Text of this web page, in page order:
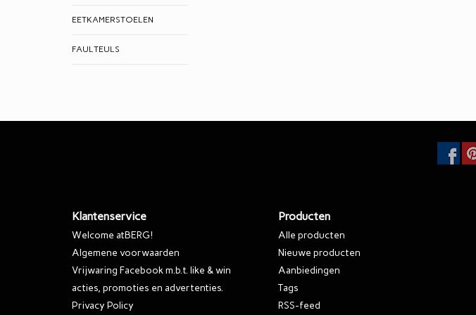
EETKAMERSTOELEN
FAULTEULS
Klantenservice
Welcome atBERG!
Algemene voorwaarden
Vrijwaring Facebook m.b.t. like & win
acties, promoties en advertenties.
Privacy Policy
Producten
Alle producten
Nieuwe producten
Aanbiedingen
Tags
RSS-feed